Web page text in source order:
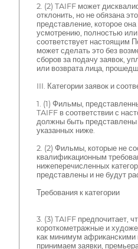
2. (2) TAIFF может
отклонить, но не обязана
представление, которое
усмотрению, полностью или
соответствует настоящим
может сделать это без
сборов за подачу заявок,
или возврата лица,
III. Категории заявок и
1. (1) Фильмы,
TAIFF в соответствии с
должны быть представлены
указанных ниже.
2. (2) Фильмы, которые не
квалификационным
нижеперечисленных
представлены и не будут
Требования к категории
3. (3) TAIFF предпочитает,
короткометражные и
как минимум
принимаем заявки,